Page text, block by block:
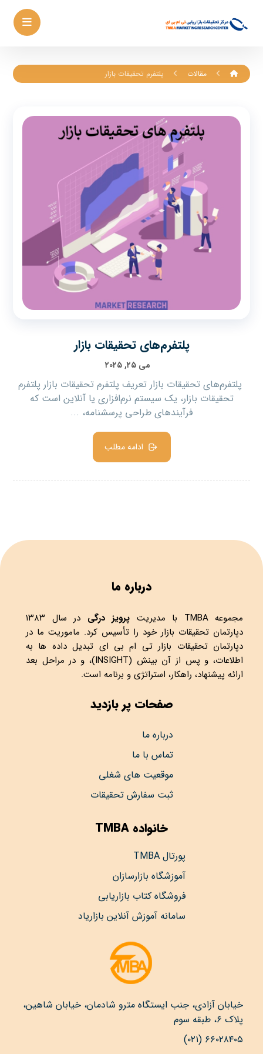
مقالات پلتفرم تحقیقات بازار
پلتفرم‌های تحقیقات بازار
می ۲۵, ۲۰۲۵
پلتفرم‌های تحقیقات بازار تعریف پلتفرم تحقیقات بازار پلتفرم
تحقیقات بازار، یک سیستم نرم‌افزاری یا آنلاین است که
فرآیندهای طراحی پرسشنامه، ...
ادامه مطلب
درباره ما
مجموعهTMBA با مدیریت پرویز درگی
در سال ۱۳۸۳
دپارتمان تحقیقات بازار خود را تأسیس کرد. ماموریت ما در
دپارتمان تحقیقات بازار تی ام بی ای تبدیل داده ها به
اطلاعات، و پس از آن بینش (INSIGHT)، و در مراحل بعد
ارائه پیشنهاد، راهکار، استراتژی و برنامه است.
صفحات پر بازدید
درباره ما
تماس با ما
موقعیت های شغلی
ثبت سفارش تحقیقات
خانواده TMBA
پورتال TMBA
آموزشگاه بازارسازان
فروشگاه کتاب بازاریابی
سامانه آموزش آنلاین بازاریاد
خیابان آزادی، جنب ایستگاه مترو شادمان، خیابان شاهین،
پلاک ۶، طبقه سوم
۶۶۰۲۸۴۰۵ (۰۲۱)